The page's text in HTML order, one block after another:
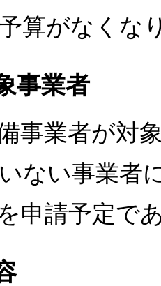
算がなくな
事業者
事業者が対
ない事業者
申請予定で